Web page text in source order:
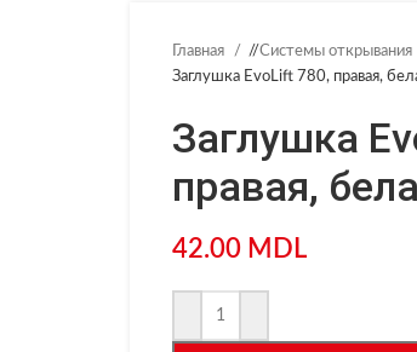
Главная / Системы открывания
Заглушка EvoLift 780, правая,
Заглушка
правая,
42.00 MDL